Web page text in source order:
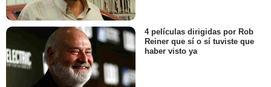
4 películas dirigidas por Rob
Reiner que sí o sí tuviste que
haber visto ya